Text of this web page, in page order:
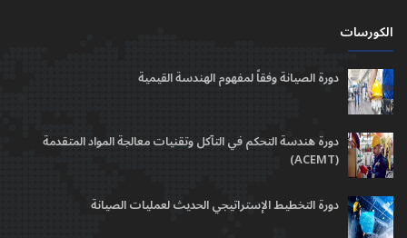
الكورسات
دورة الصيانة وفقاً لمفهوم الهندسة القيمية
دورة هندسة التحكم في التآكل وتقنيات معالجة المواد المتقدمة
(ACEMT)
دورة التخطيط الإستراتيجي الحديث لعمليات الصيانة